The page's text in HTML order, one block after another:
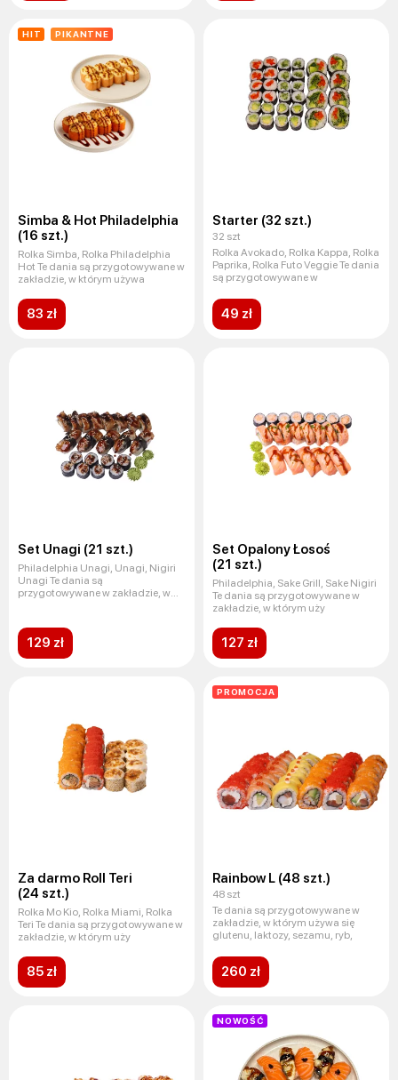
HIT PIKANTNE
Simba & Hot Philadelphia
(16 szt.)
Rolka Simba, Rolka Philadelphia
Hot Te dania są przygotowywane w
zakładzie, w którym używa
83 zł
Starter (32 szt.)
32 szt
Rolka Avokado, Rolka Kappa, Rolka
Paprika, Rolka Futo Veggie Te dania
są przygotowywane w
49 zł
Set Unagi (21 szt.)
Philadelphia Unagi, Unagi, Nigiri
Unagi Te dania są
przygotowywane w zakładzie, w
129 zł
Set Opalony Łosoś
(21 szt.)
Philadelphia, Sake Grill, Sake Nigiri
Te dania są przygotowywane w
zakładzie, w którym uży
127 zł
Za darmo Roll Teri
(24 szt.)
Rolka Mo Kio, Rolka Miami, Rolka
Teri Te dania są przygotowywane w
zakładzie, w którym uży
85 zł
PROMOCJA
Rainbow L (48 szt.)
48 szt
Te dania są przygotowywane w
zakładzie, w którym używa się
glutenu, laktozy, sezamu, ryb,
260 zł
NOWOŚĆ